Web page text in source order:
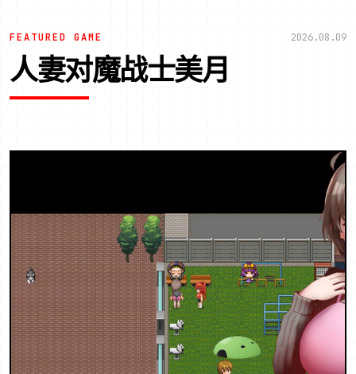
FEATURED GAME 2026.08.09
人妻对魔战士美月